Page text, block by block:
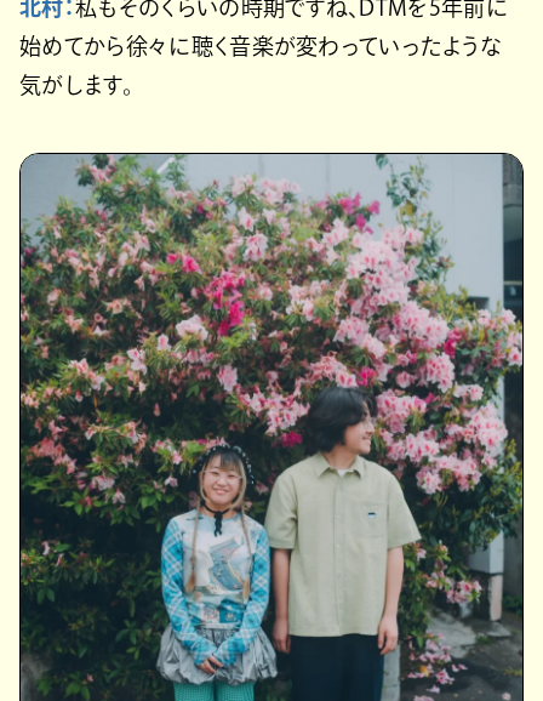
北村：私もそのくらいの時期ですね、DTMを5年前に
始めてから徐々に聴く音楽が変わっていったような
気がします。